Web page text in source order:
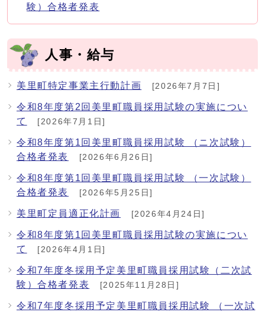
験）合格者発表
人事・給与
美里町特定事業主行動計画 [2026年7月7日]
令和8年度第2回美里町職員採用試験の実施につい
て
[2026年7月1日]
令和8年度第1回美里町職員採用試験 （ニ次試験）
合格者発表
[2026年6月26日]
令和8年度第1回美里町職員採用試験 （一次試験）
合格者発表
[2026年5月25日]
美里町定員適正化計画 [2026年4月24日]
令和8年度第1回美里町職員採用試験の実施につい
て
[2026年4月1日]
令和7年度冬採用予定美里町職員採用試験（二次試
験）合格者発表
[2025年11月28日]
令和7年度冬採用予定美里町職員採用試験 （一次試